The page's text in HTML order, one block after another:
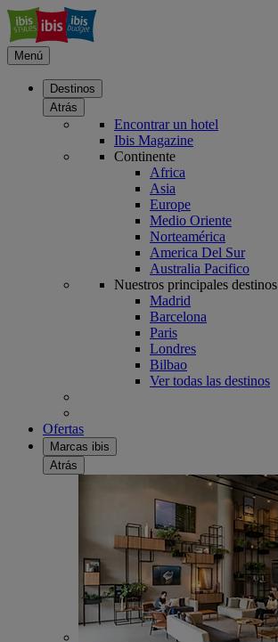
Menú
Destinos
Atrás
Encontrar un hotel
Ibis Magazine
Continente
Africa
Asia
Europe
Medio Oriente
Norteamérica
America Del Sur
Australia Pacifico
Nuestros principales destinos
Madrid
Barcelona
Paris
Londres
Bilbao
Ver todas las destinos
Ofertas
Marcas ibis
Atrás